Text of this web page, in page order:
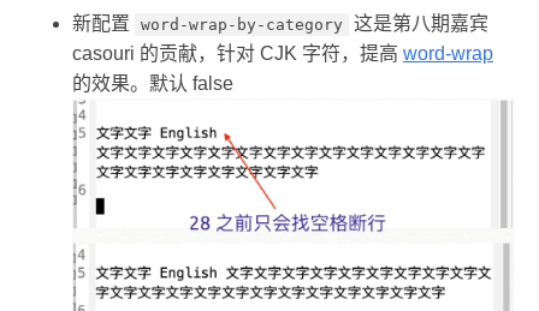
新配置 word-wrap-by-category
这是第八期嘉宾
casouri 的贡献，针对 CJK 字符，提高 word-wrap
的效果。默认 false